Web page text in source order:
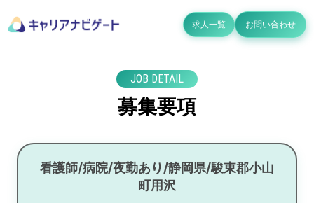
求人一覧 お問い合わせ
JOB DETAIL
募集要項
看護師/病院/夜勤あり/静岡県/駿東郡小山
町用沢